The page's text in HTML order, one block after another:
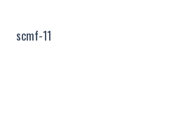
scmf-11